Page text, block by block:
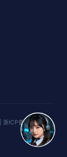
浙ICP备16026629